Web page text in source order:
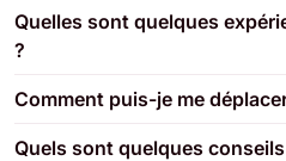
Quelles sont quelques
?
Comment puis-je me
Quels sont quelques